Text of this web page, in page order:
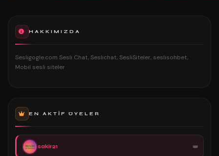
HAKKIMIZDA
Sesligogle.com Sesli Chat, Seslichat, SesliSiteler, seslisohbet,
Mobil sesli siteler
EN AKTIF ÜYELER
sakir21